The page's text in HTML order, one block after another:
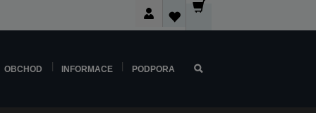
OBCHOD INFORMACE PODPORA